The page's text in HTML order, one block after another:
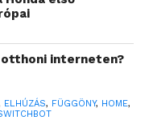
telefonról is
interneten?
ELHÚZÁS, FÜGGÖNY, HOME,